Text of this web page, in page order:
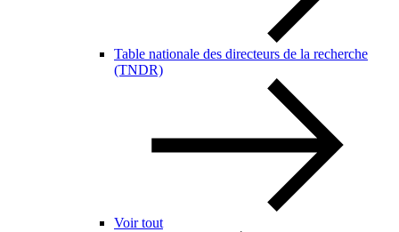
Table nationale des directeurs de la recherche
(TNDR)
Voir tout